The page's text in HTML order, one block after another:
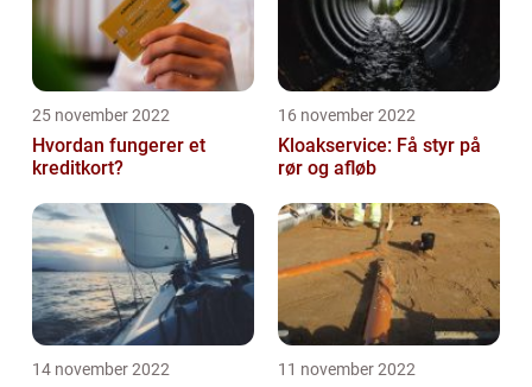
25 november 2022
Hvordan fungerer et
kreditkort?
16 november 2022
Kloakservice: Få styr på
rør og afløb
14 november 2022 11 november 2022